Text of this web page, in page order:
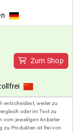
Zum Shop
entscheidest, weiter zu
oder im Text zu
vom jeweiligen Anbieter
zu Produkten ist frei von